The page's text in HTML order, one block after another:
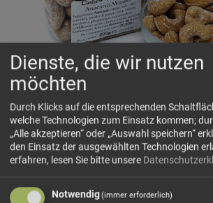
Cashewkerne Wasabi-Art
KnackigeCashewkernemit würzig-
und feinem Meerrettichcharakter – ein
angenehmer Schärfe und nussigem Biss.
und Asia-inspirierten Mischungen.
Dienste, die wir nutzen
möchten
Durch Klicks auf die entsprechenden
welche Technologien zum Einsatz kommen;
„Alle akzeptieren“ oder „Auswahl speichern“
den Einsatz der ausgewählten Technologien
erfahren, lesen Sie bitte unsere
Notwendig(immer erforderlich)